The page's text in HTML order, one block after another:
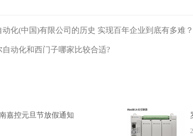
化(中国)有限公司的历史 实现百年企业到底有多难？
动化和西门子哪家比较合适?
嘉控元旦节放假通知